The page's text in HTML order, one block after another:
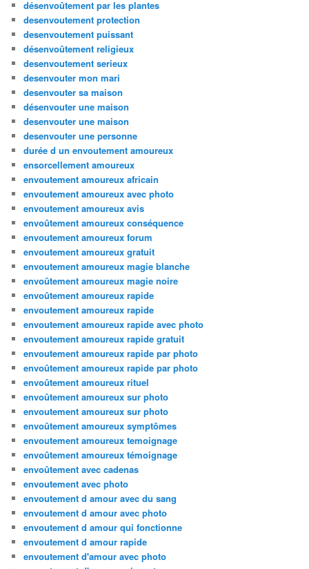
désenvoûtement par les plantes
desenvoutement protection
desenvoutement puissant
désenvoûtement religieux
desenvoutement serieux
desenvouter mon mari
desenvouter sa maison
désenvouter une maison
desenvouter une maison
desenvouter une personne
durée d un envoutement amoureux
ensorcellement amoureux
envoutement amoureux africain
envoutement amoureux avec photo
envoutement amoureux avis
envoûtement amoureux conséquence
envoutement amoureux forum
envoutement amoureux gratuit
envoutement amoureux magie blanche
envoûtement amoureux magie noire
envoûtement amoureux rapide
envoutement amoureux rapide
envoutement amoureux rapide avec photo
envoutement amoureux rapide gratuit
envoutement amoureux rapide par photo
envoûtement amoureux rapide par photo
envoûtement amoureux rituel
envoûtement amoureux sur photo
envoutement amoureux sur photo
envoûtement amoureux symptômes
envoutement amoureux temoignage
envoûtement amoureux témoignage
envoûtement avec cadenas
envoutement avec photo
envoutement d amour avec du sang
envoutement d amour avec photo
envoutement d amour qui fonctionne
envoutement d amour rapide
envoutement d'amour avec photo